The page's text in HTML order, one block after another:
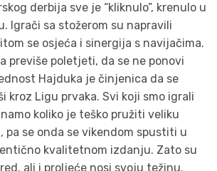
derbija sve je “kliknulo”, krenulo u
Igrači sa stožerom su napravili
se osjeća i sinergija s navijačima.
previše poletjeti, da se ne ponovi
Hajduka je činjenica da se
kroz Ligu prvaka. Svi koji smo igrali
koliko je teško pružiti veliku
pa se onda se vikendom spustiti u
kvalitetnom izdanju. Zato su
ali i proljeće nosi svoju težinu.